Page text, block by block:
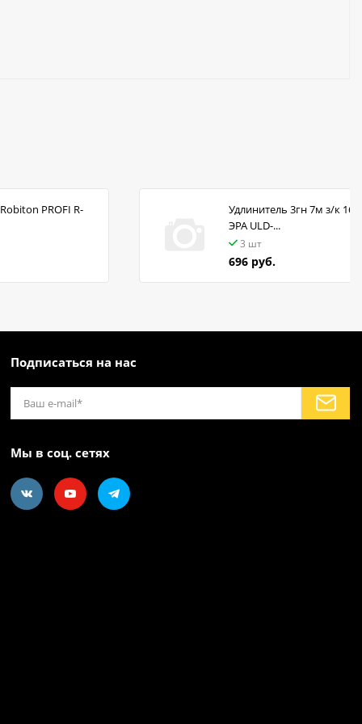
PROFI R-
Удлинитель 3гн 7м з/к 16А
ЭРА ULD-...
3 шт
696 руб.
Подписаться на нас
Мы в соц. сетях